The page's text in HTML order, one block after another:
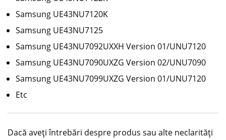
Samsung UE43NU7120K
Samsung UE43NU7125
Samsung UE43NU7092UXXH Version 01/UNU7120
Samsung UE43NU7090UXZG Version 02/UNU7090
Samsung UE43NU7099UXZG Version 01/UNU7120
Etc
Dacă aveți întrebări despre produs sau alte neclarități